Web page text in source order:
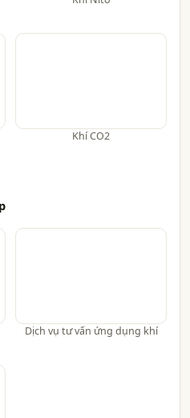
Khí CO2
Dịch vụ tư vấn ứng dụng khí